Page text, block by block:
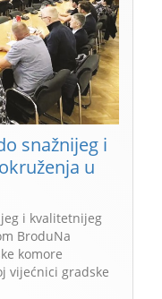
snažnijeg i
u
i kvalitetnijeg
BroduNa
komore
vijećnici gradske